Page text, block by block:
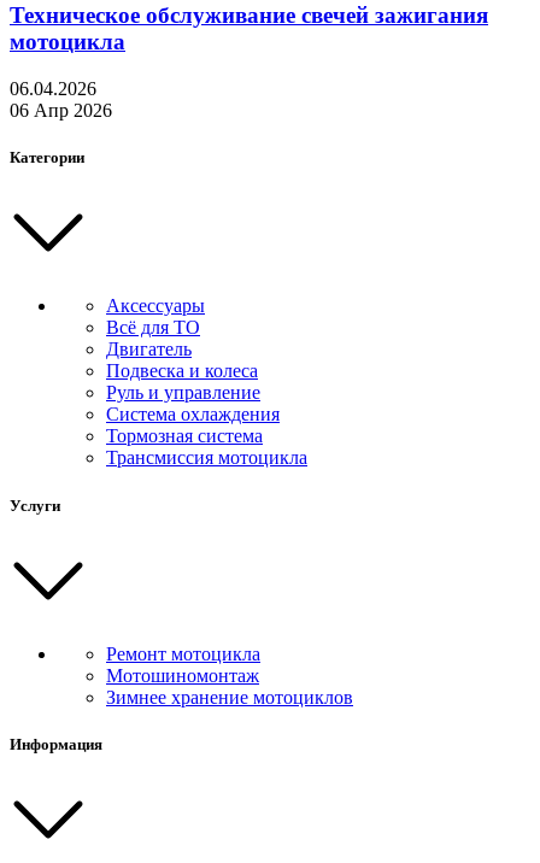
Техническое обслуживание свечей зажигания
мотоцикла
06.04.2026
06 Апр 2026
Категории
Аксессуары
Всё для ТО
Двигатель
Подвеска и колеса
Руль и управление
Система охлаждения
Тормозная система
Трансмиссия мотоцикла
Услуги
Ремонт мотоцикла
Мотошиномонтаж
Зимнее хранение мотоциклов
Информация